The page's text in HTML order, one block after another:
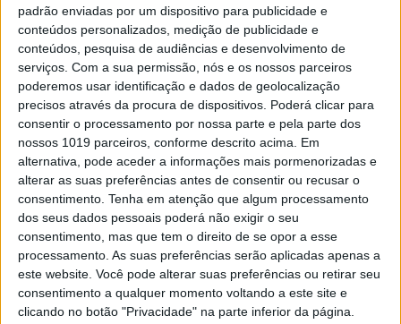
padrão enviadas por um dispositivo para publicidade e
conteúdos personalizados, medição de publicidade e
conteúdos, pesquisa de audiências e desenvolvimento de
serviços. Com a sua permissão, nós e os nossos parceiros
poderemos usar identificação e dados de geolocalização
precisos através da procura de dispositivos. Poderá clicar para
consentir o processamento por nossa parte e pela parte dos
nossos 1019 parceiros, conforme descrito acima. Em
alternativa, pode aceder a informações mais pormenorizadas e
alterar as suas preferências antes de consentir ou recusar o
consentimento. Tenha em atenção que algum processamento
dos seus dados pessoais poderá não exigir o seu
consentimento, mas que tem o direito de se opor a esse
processamento. As suas preferências serão aplicadas apenas a
este website. Você pode alterar suas preferências ou retirar seu
consentimento a qualquer momento voltando a este site e
clicando no botão "Privacidade" na parte inferior da página.
Logo no início da corrida uma queda de
Strijbos colocou em perigo o objectivo da
Bélgica de terminar no pódio. Entretanto,
Herlings também acaba por cair e descer à 20ª
posição. Rapidamente começou a recuperar
algumas posições ao mesmo tempo que
Coldenhoff tentava passar Jonass para
terceiro. Pouco depois, com a queda de
Gajser, que seguia na liderança, Coldenhoff
subiu para segundo.
Na frente da corrida colocou-se Van Horebeek
que não tardou a ser pressionado por
Coldenhoff. O holandês tomou a liderança da
corrida quando Herlings já tinha conseguido
alcançar a 10ª posição, depois de ultrapassar
Gautier Paulin. No entanto, o holandês acabou
por sofrer mais uma queda, que não afetou a